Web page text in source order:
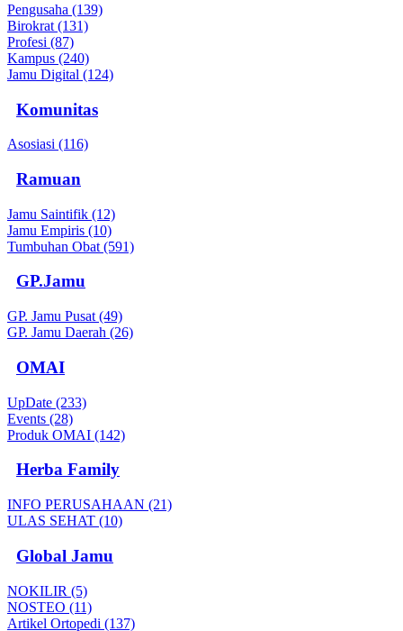
Pengusaha (139)
Birokrat (131)
Profesi (87)
Kampus (240)
Jamu Digital (124)
Komunitas
Asosiasi (116)
Ramuan
Jamu Saintifik (12)
Jamu Empiris (10)
Tumbuhan Obat (591)
GP.Jamu
GP. Jamu Pusat (49)
GP. Jamu Daerah (26)
OMAI
UpDate (233)
Events (28)
Produk OMAI (142)
Herba Family
INFO PERUSAHAAN (21)
ULAS SEHAT (10)
Global Jamu
NOKILIR (5)
NOSTEO (11)
Artikel Ortopedi (137)